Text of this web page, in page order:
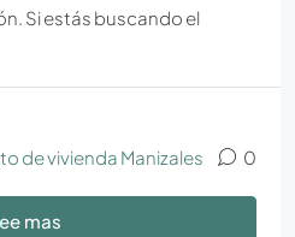
Si estás buscando el
de vivienda Manizales 0
mas